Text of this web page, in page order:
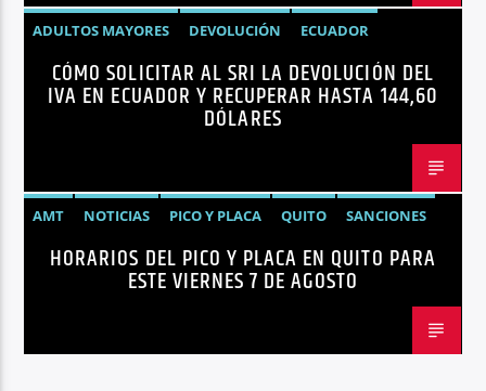
ADULTOS MAYORES DEVOLUCIÓN
ECUADOR
NEGOCIOS
NOTICIAS PERSONAS CON DISCAPACIDAD
CÓMO SOLICITAR AL SRI LA DEVOLUCIÓN DEL
IVA EN ECUADOR Y RECUPERAR HASTA 144,60
DÓLARES
AMT NOTICIAS PICO Y PLACA QUITO SANCIONES
HORARIOS DEL PICO Y PLACA EN QUITO PARA
ESTE VIERNES 7 DE AGOSTO